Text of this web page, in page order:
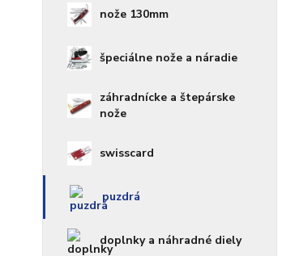
nože 130mm
špeciálne nože a náradie
záhradnícke a štepárske
nože
swisscard
puzdrá
doplnky a náhradné diely